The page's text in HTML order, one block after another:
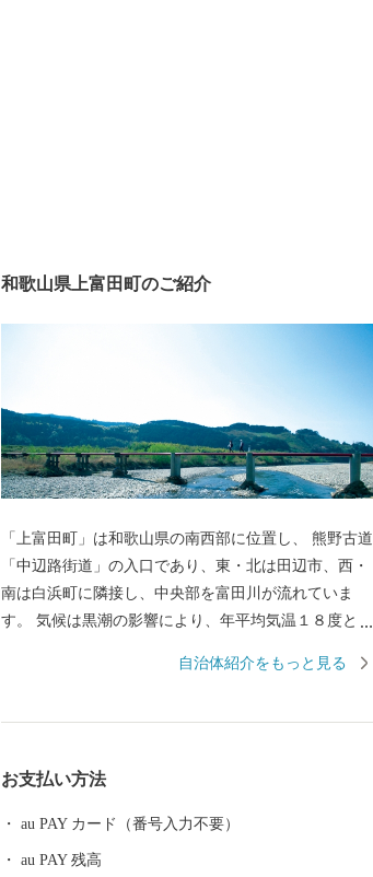
和歌山県上富田町のご紹介
「上富田町」は和歌山県の南西部に位置し、 熊野古道
「中辺路街道」の入口であり、東・北は田辺市、西・
南は白浜町に隣接し、中央部を富田川が流れていま
す。 気候は黒潮の影響により、年平均気温１８度と温
自治体紹介をもっと見る
お支払い方法
au PAY カード（番号入力不要）
au PAY 残高